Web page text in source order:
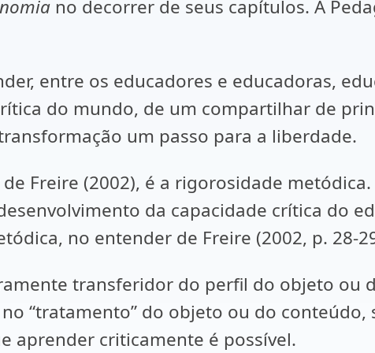
no decorrer de seus capítulos. A
entre os educadores e educadoras,
do mundo, de um compartilhar de
um passo para a liberdade.
Freire (2002), é a rigorosidade
da capacidade crítica do
no entender de Freire (2002, p. 28-
transferidor do perfil do objeto ou
“tratamento” do objeto ou do
aprender criticamente é possível.